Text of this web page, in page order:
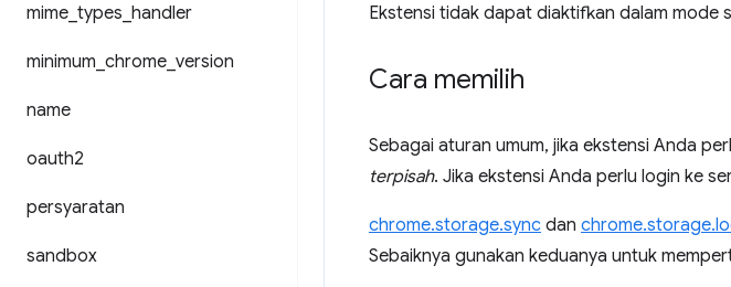
mime types handler
minimum chrome version
name
oauth2
persyaratan
sandbox
Ekstensi tidak dapat diaktifkan dalam mode
Cara memilih
Sebagai aturan umum, jika ekstensi Anda
terpisah. Jika ekstensi Anda perlu login ke
chrome.storage.sync dan
Sebaiknya gunakan keduanya untuk